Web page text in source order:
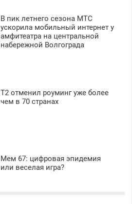
В пик летнего сезона МТС
ускорила мобильный интернет у
амфитеатра на центральной
набережной Волгограда
Т2 отменил роуминг уже более
чем в 70 странах
Мем 67: цифровая эпидемия
или веселая игра?